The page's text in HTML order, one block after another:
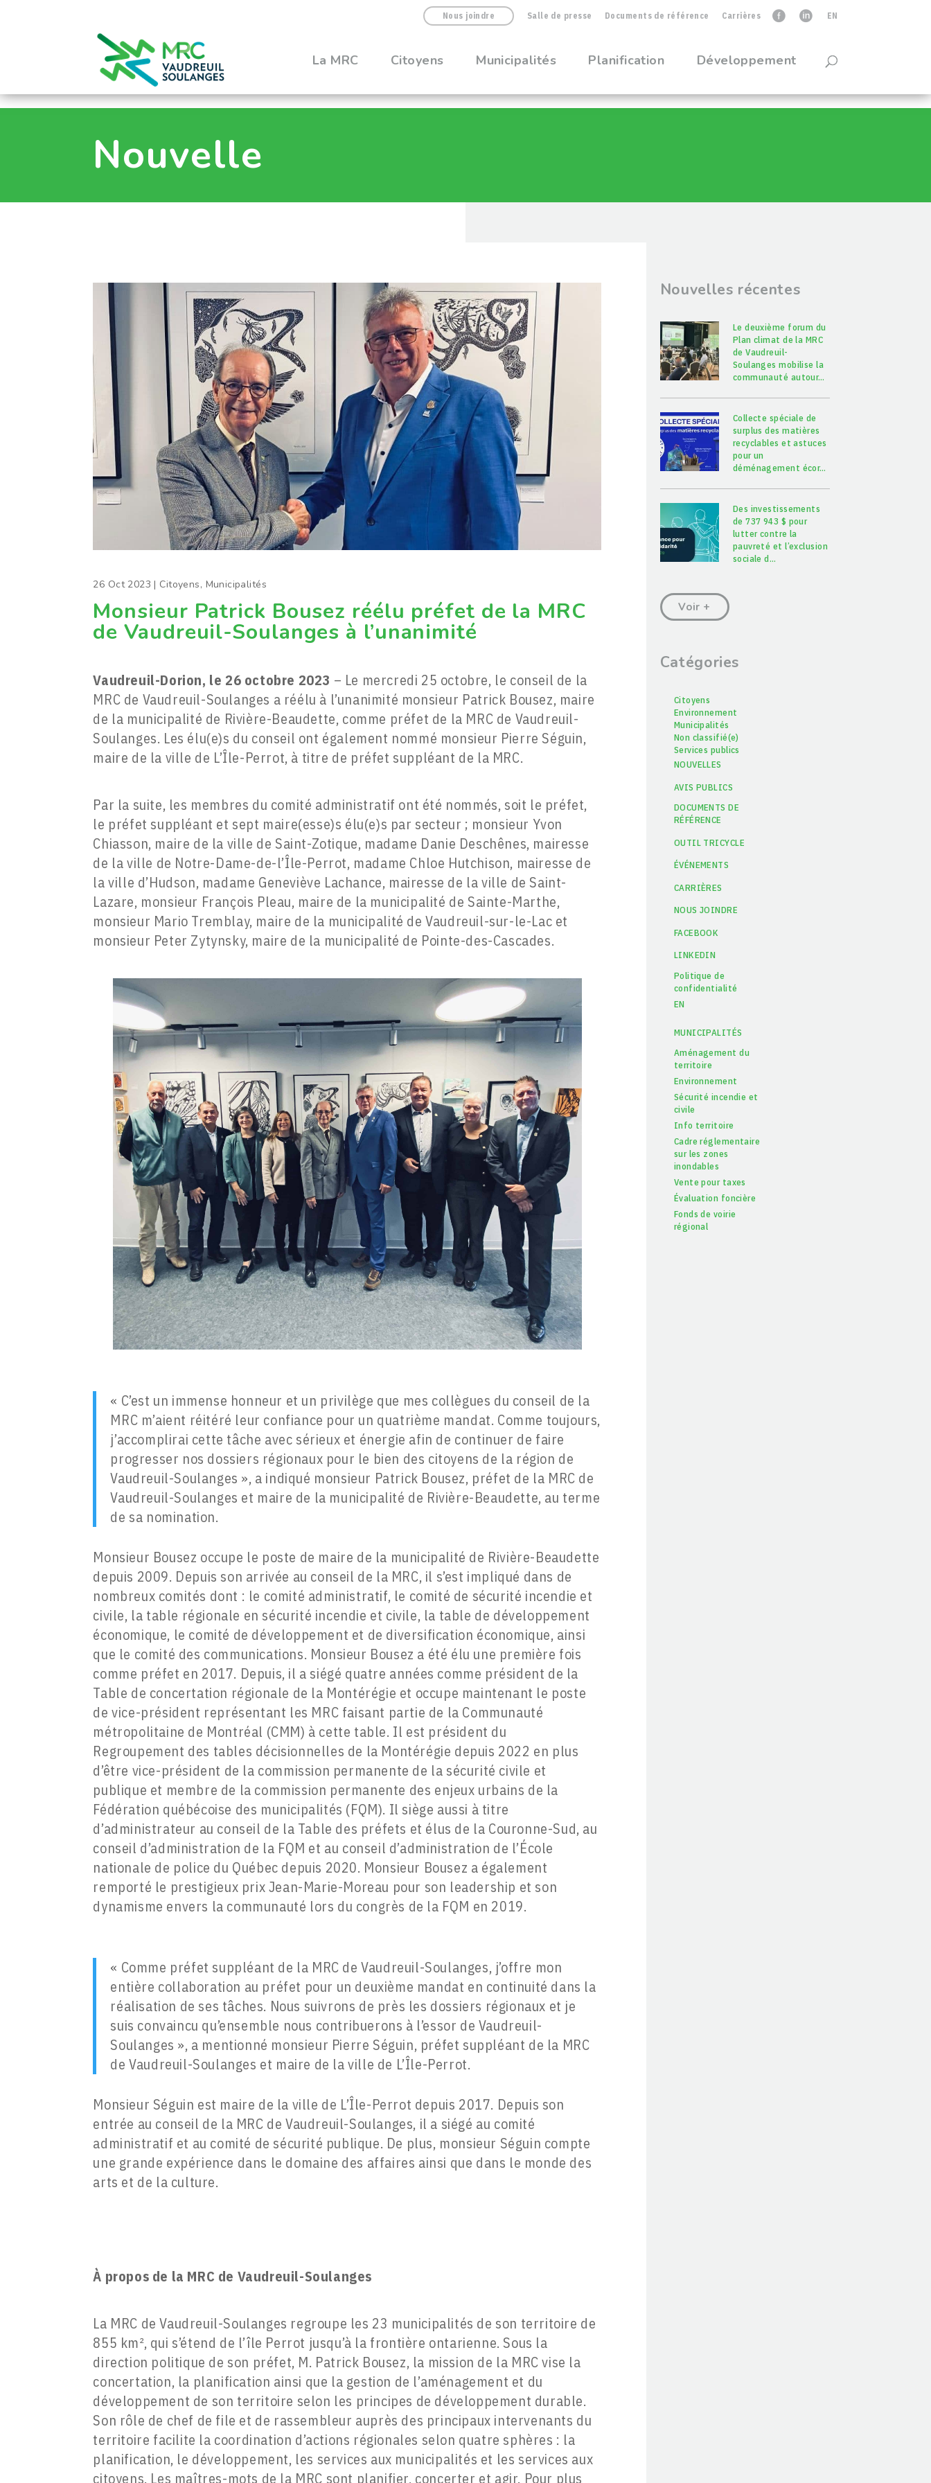
Nous joindre Salle de presse Documents de référence CarrièresfaceblinkedIn EN
La MRC Citoyens Municipalités Planification Développement
Nouvelle
Monsieur Patrick Bousez réélu préfet de la MRC
de Vaudreuil-Soulanges à l’unanimité
26 Oct 2023 | Citoyens, Municipalités
Vaudreuil-Dorion, le 26 octobre 2023 – Le mercredi 25 octobre, le conseil de la
MRC de Vaudreuil-Soulanges a réélu à l’unanimité monsieur Patrick Bousez, maire
de la municipalité de Rivière-Beaudette, comme préfet de la MRC de Vaudreuil-
Soulanges. Les élu(e)s du conseil ont également nommé monsieur Pierre Séguin,
maire de la ville de L’Île-Perrot, à titre de préfet suppléant de la MRC.
Par la suite, les membres du comité administratif ont été nommés, soit le préfet,
le préfet suppléant et sept maire(esse)s élu(e)s par secteur ; monsieur Yvon
Chiasson, maire de la ville de Saint-Zotique, madame Danie Deschênes, mairesse
de la ville de Notre-Dame-de-l’Île-Perrot, madame Chloe Hutchison, mairesse de
la ville d’Hudson, madame Geneviève Lachance, mairesse de la ville de Saint-
Lazare, monsieur François Pleau, maire de la municipalité de Sainte-Marthe,
monsieur Mario Tremblay, maire de la municipalité de Vaudreuil-sur-le-Lac et
monsieur Peter Zytynsky, maire de la municipalité de Pointe-des-Cascades.
« C’est un immense honneur et un privilège que mes collègues du conseil de la
MRC m’aient réitéré leur confiance pour un quatrième mandat. Comme toujours,
j’accomplirai cette tâche avec sérieux et énergie afin de continuer de faire
progresser nos dossiers régionaux pour le bien des citoyens de la région de
Vaudreuil-Soulanges », a indiqué monsieur Patrick Bousez, préfet de la MRC de
Vaudreuil-Soulanges et maire de la municipalité de Rivière-Beaudette, au terme
de sa nomination.
Monsieur Bousez occupe le poste de maire de la municipalité de Rivière-Beaudette
depuis 2009. Depuis son arrivée au conseil de la MRC, il s’est impliqué dans de
nombreux comités dont : le comité administratif, le comité de sécurité incendie et
civile, la table régionale en sécurité incendie et civile, la table de développement
économique, le comité de développement et de diversification économique, ainsi
que le comité des communications. Monsieur Bousez a été élu une première fois
comme préfet en 2017. Depuis, il a siégé quatre années comme président de la
Table de concertation régionale de la Montérégie et occupe maintenant le poste
de vice-président représentant les MRC faisant partie de la Communauté
métropolitaine de Montréal (CMM) à cette table. Il est président du
Regroupement des tables décisionnelles de la Montérégie depuis 2022 en plus
d’être vice-président de la commission permanente de la sécurité civile et
publique et membre de la commission permanente des enjeux urbains de la
Fédération québécoise des municipalités (FQM). Il siège aussi à titre
d’administrateur au conseil de la Table des préfets et élus de la Couronne-Sud, au
conseil d’administration de la FQM et au conseil d’administration de l’École
nationale de police du Québec depuis 2020. Monsieur Bousez a également
remporté le prestigieux prix Jean-Marie-Moreau pour son leadership et son
dynamisme envers la communauté lors du congrès de la FQM en 2019.
« Comme préfet suppléant de la MRC de Vaudreuil-Soulanges, j’offre mon
entière collaboration au préfet pour un deuxième mandat en continuité dans la
réalisation de ses tâches. Nous suivrons de près les dossiers régionaux et je
suis convaincu qu’ensemble nous contribuerons à l’essor de Vaudreuil-
Soulanges », a mentionné monsieur Pierre Séguin, préfet suppléant de la MRC
de Vaudreuil-Soulanges et maire de la ville de L’Île-Perrot.
Monsieur Séguin est maire de la ville de L’Île-Perrot depuis 2017. Depuis son
entrée au conseil de la MRC de Vaudreuil-Soulanges, il a siégé au comité
administratif et au comité de sécurité publique. De plus, monsieur Séguin compte
une grande expérience dans le domaine des affaires ainsi que dans le monde des
arts et de la culture.
À propos de la MRC de Vaudreuil-Soulanges
La MRC de Vaudreuil-Soulanges regroupe les 23 municipalités de son territoire de
855 km², qui s’étend de l’île Perrot jusqu’à la frontière ontarienne. Sous la
direction politique de son préfet, M. Patrick Bousez, la mission de la MRC vise la
concertation, la planification ainsi que la gestion de l’aménagement et du
développement de son territoire selon les principes de développement durable.
Son rôle de chef de file et de rassembleur auprès des principaux intervenants du
territoire facilite la coordination d’actions régionales selon quatre sphères : la
planification, le développement, les services aux municipalités et les services aux
citoyens. Les maîtres-mots de la MRC sont planifier, concerter et agir. Pour plus
Nouvelles récentes
Le deuxième forum du
Plan climat de la MRC
de Vaudreuil-
Soulanges mobilise la
communauté autour…
Collecte spéciale de
surplus des matières
recyclables et astuces
pour un
déménagement écor…
Des investissements
de 737 943 $ pour
lutter contre la
pauvreté et l’exclusion
sociale d…
Voir +
Catégories
Citoyens
Environnement
Municipalités
Non classifié(e)
Services publics
NOUVELLES
AVIS PUBLICS
DOCUMENTS DE
RÉFÉRENCE
OUTIL TRICYCLE
ÉVÉNEMENTS
CARRIÈRES
NOUS JOINDRE
FACEBOOK
LINKEDIN
Politique de
confidentialité
EN
MUNICIPALITÉS
Aménagement du
territoire
Environnement
Sécurité incendie et
civile
Info territoire
Cadre réglementaire
sur les zones
inondables
Vente pour taxes
Évaluation foncière
Fonds de voirie
régional